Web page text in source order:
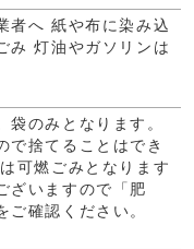
者へ 紙や布に染み込
み 灯油やガソリンは
袋のみとなります。
で捨てることはでき
可燃ごみとなります
ざいますので「肥
ご確認ください。